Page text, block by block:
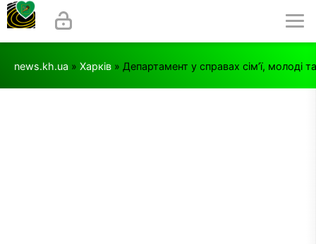
news.kh.ua » Харків » Департамент у справах сім’ї, молоді